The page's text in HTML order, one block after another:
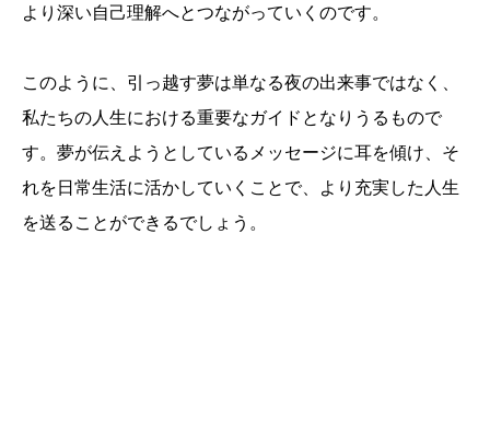
より深い自己理解へとつながっていくのです。
このように、引っ越す夢は単なる夜の出来事ではなく、
私たちの人生における重要なガイドとなりうるもので
す。夢が伝えようとしているメッセージに耳を傾け、そ
れを日常生活に活かしていくことで、より充実した人生
を送ることができるでしょう。